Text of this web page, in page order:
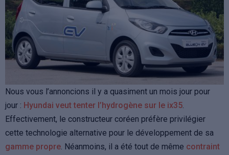
Nous vous l’annoncions il y a quasiment un mois jour pour
jour : Hyundai veut tenter l’hydrogène sur le ix35.
Effectivement, le constructeur coréen préfère privilégier
cette technologie alternative pour le développement de sa
gamme propre. Néanmoins, il a été tout de même contraint